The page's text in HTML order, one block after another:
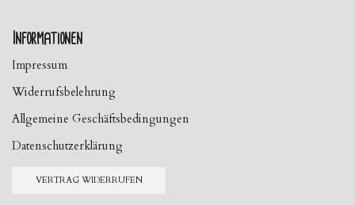
Informationen
Impressum
Widerrufsbelehrung
Allgemeine Geschäftsbedingungen
Datenschutzerklärung
VERTRAG WIDERRUFEN